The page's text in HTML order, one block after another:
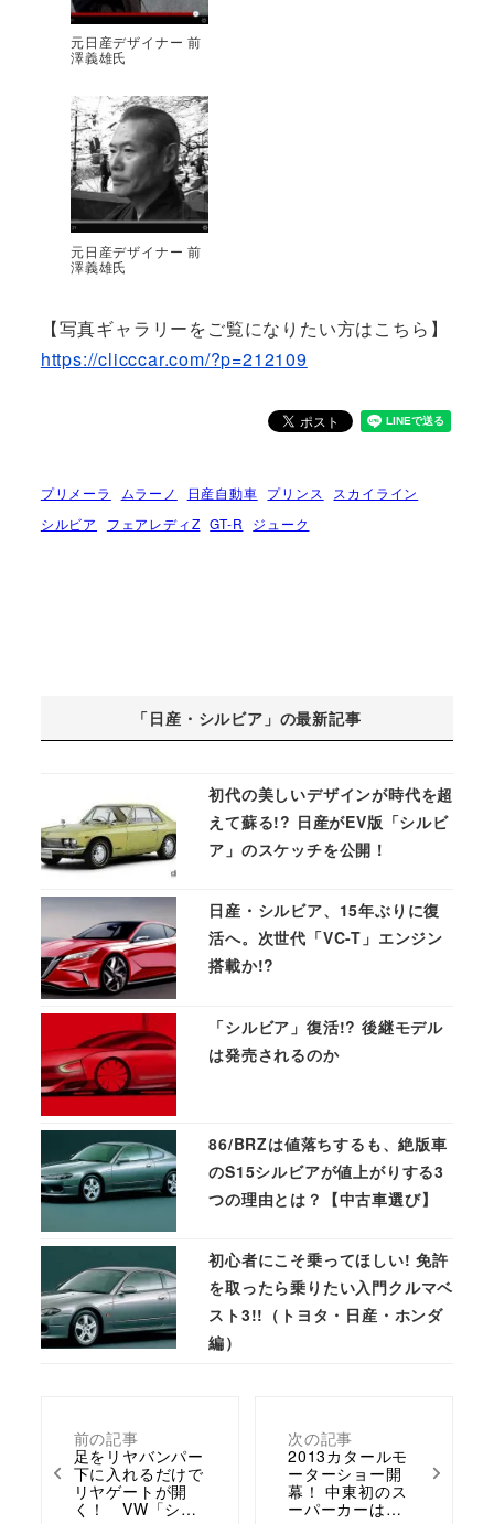
元日産デザイナー 前
澤義雄氏
元日産デザイナー 前
澤義雄氏
【写真ギャラリーをご覧になりたい方はこちら】
https://clicccar.com/?p=212109
プリメーラ ムラーノ 日産自動車 プリンス
スカイライン
シルビア
フェアレディZ GT-R ジューク
前の記事
足をリヤバンパー
下に入れるだけで
リヤゲートが開
く！ VW「シ…
次の記事
2013カタールモ
ーターショー開
幕！ 中東初のス
ーパーカーは…
「日産・シルビア」の最新記事
初代の美しいデザインが時代を超
えて蘇る!? 日産がEV版「シルビ
ア」のスケッチを公開！
日産・シルビア、15年ぶりに復
活へ。次世代「VC-T」エンジン
搭載か!?
「シルビア」復活!? 後継モデル
は発売されるのか
86/BRZは値落ちするも、絶版車
のS15シルビアが値上がりする3
つの理由とは？【中古車選び】
初心者にこそ乗ってほしい! 免許
を取ったら乗りたい入門クルマベ
スト3!!（トヨタ・日産・ホンダ
編）